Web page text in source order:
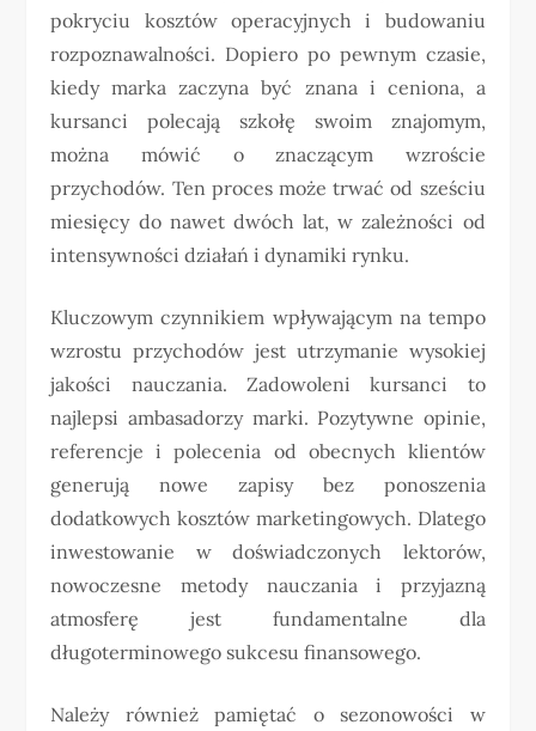
pokryciu kosztów operacyjnych i budowaniu
rozpoznawalności. Dopiero po pewnym czasie,
kiedy marka zaczyna być znana i ceniona, a
kursanci polecają szkołę swoim znajomym,
można mówić o znaczącym wzroście
przychodów. Ten proces może trwać od sześciu
miesięcy do nawet dwóch lat, w zależności od
intensywności działań i dynamiki rynku.
Kluczowym czynnikiem wpływającym na tempo
wzrostu przychodów jest utrzymanie wysokiej
jakości nauczania. Zadowoleni kursanci to
najlepsi ambasadorzy marki. Pozytywne opinie,
referencje i polecenia od obecnych klientów
generują nowe zapisy bez ponoszenia
dodatkowych kosztów marketingowych. Dlatego
inwestowanie w doświadczonych lektorów,
nowoczesne metody nauczania i przyjazną
atmosferę jest fundamentalne dla
długoterminowego sukcesu finansowego.
Należy również pamiętać o sezonowości w